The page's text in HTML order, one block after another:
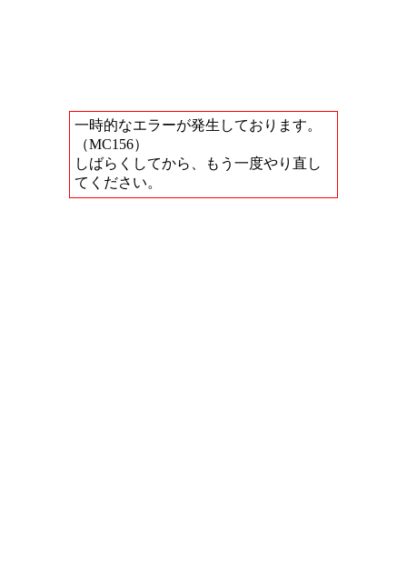
一時的なエラーが発生しております。
（MC156）
しばらくしてから、もう一度やり直し
てください。